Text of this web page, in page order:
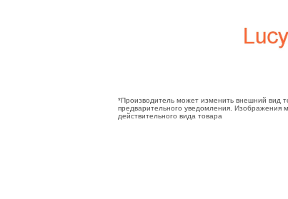
*Производитель может изменить внешний вид
предварительного уведомления. Изображения
действительного вида товара